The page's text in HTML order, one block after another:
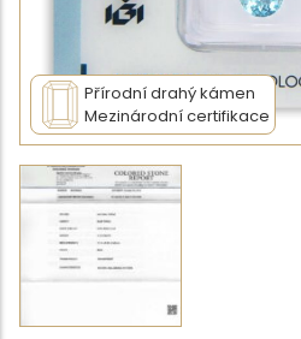
Přírodní drahý kámen
Mezinárodní certifikace